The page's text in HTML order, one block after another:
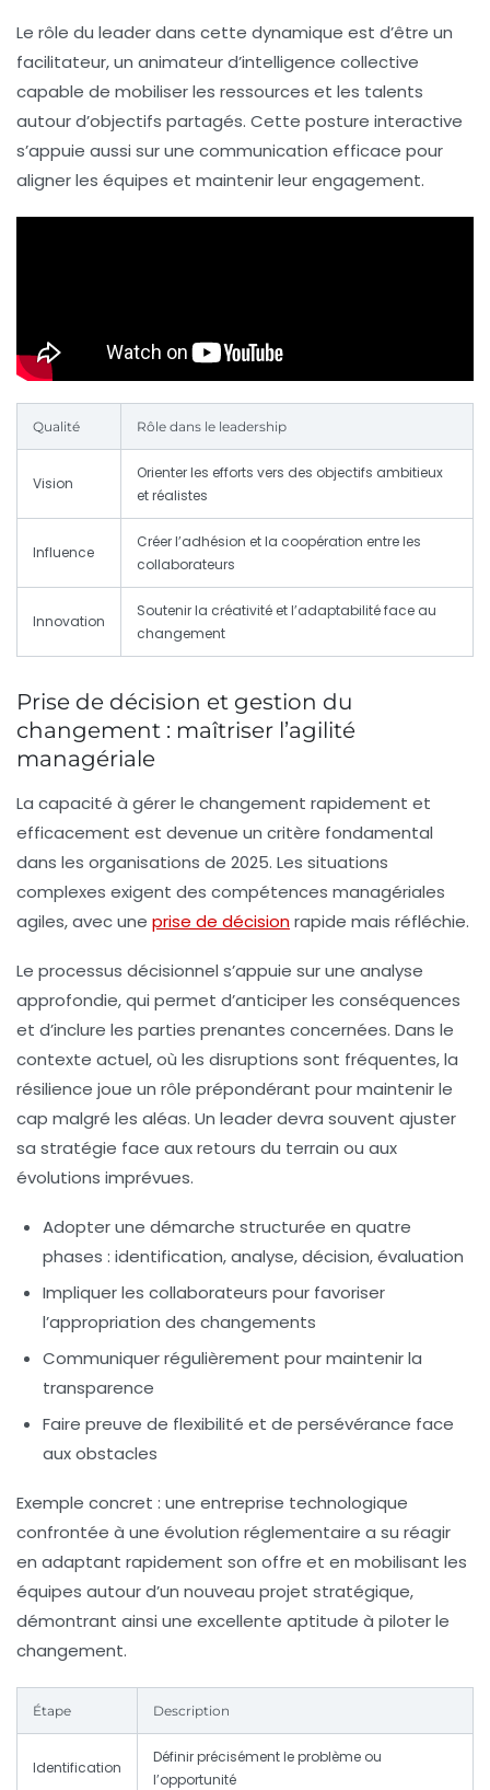
Le rôle du leader dans cette dynamique est d’être un
facilitateur, un animateur d’intelligence collective
capable de mobiliser les ressources et les talents
autour d’objectifs partagés. Cette posture interactive
s’appuie aussi sur une communication efficace pour
aligner les équipes et maintenir leur engagement.
Qualité Rôle dans le leadership
Vision
Orienter les efforts vers des objectifs ambitieux
et réalistes
Influence
Créer l’adhésion et la coopération entre les
collaborateurs
Innovation
Soutenir la créativité et l’adaptabilité face au
changement
Prise de décision et gestion du
changement : maîtriser l’agilité
managériale
La capacité à gérer le changement rapidement et
efficacement est devenue un critère fondamental
dans les organisations de 2025. Les situations
complexes exigent des compétences managériales
agiles, avec une prise de décisionrapide mais réfléchie.
Le processus décisionnel s’appuie sur une analyse
approfondie, qui permet d’anticiper les conséquences
et d’inclure les parties prenantes concernées. Dans le
contexte actuel, où les disruptions sont fréquentes, la
résilience joue un rôle prépondérant pour maintenir le
cap malgré les aléas. Un leader devra souvent ajuster
sa stratégie face aux retours du terrain ou aux
évolutions imprévues.
Adopter une démarche structurée en quatre
phases : identification, analyse, décision, évaluation
Impliquer les collaborateurs pour favoriser
l’appropriation des changements
Communiquer régulièrement pour maintenir la
transparence
Faire preuve de flexibilité et de persévérance face
aux obstacles
Exemple concret : une entreprise technologique
confrontée à une évolution réglementaire a su réagir
en adaptant rapidement son offre et en mobilisant les
équipes autour d’un nouveau projet stratégique,
démontrant ainsi une excellente aptitude à piloter le
changement.
Étape Description
Identification
Définir précisément le problème ou
l’opportunité